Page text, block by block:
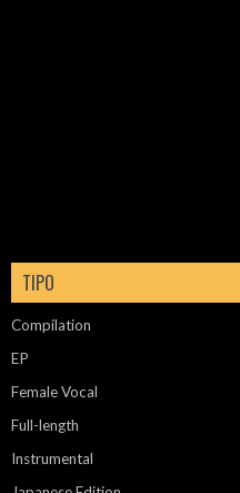
TIPO
Compilation
EP
Female Vocal
Full-length
Instrumental